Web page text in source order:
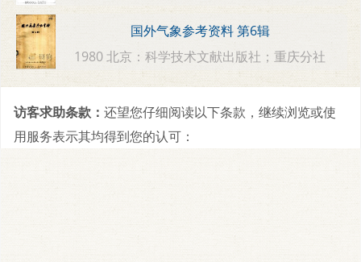
国外气象参考资料 第6辑
1980 北京：科学技术文献出版社；重庆分社
访客求助条款： 还望您仔细阅读以下条款，继续浏览或使
用服务表示其均得到您的认可：